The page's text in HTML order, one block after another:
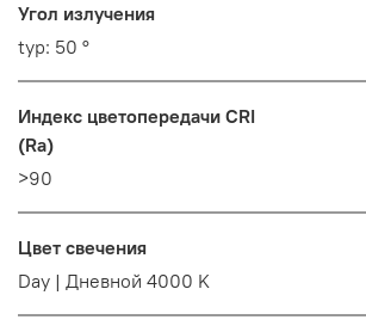
Угол излучения
typ: 50 °
Индекс цветопередачи CRI
(Ra)
>90
Цвет свечения
Day | Дневной 4000 K